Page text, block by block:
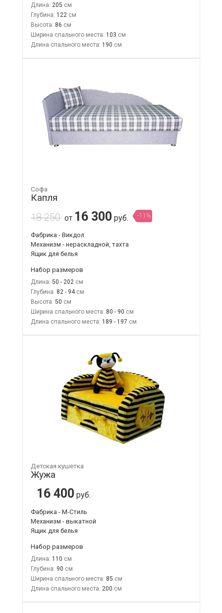
Длина: 205
Глубина: 122
Высота: 86
Ширина спального места: 103
Длина спального места: 190
Софа
Капля
18 250 от 16 300 руб. -11%
Фабрика - Викдол
Механизм - нераскладной, тахта
Ящик для белья
Набор размеров
Длина: 50 - 202
Глубина: 82 - 94
Высота: 50
Ширина спального места: 80 - 90
Длина спального места: 189 - 197
Детская кушетка
Жужа
16 400 руб.
Фабрика - М-Стиль
Механизм - выкатной
Ящик для белья
Набор размеров
Длина: 110
Глубина: 90
Ширина спального места: 85
Длина спального места: 200